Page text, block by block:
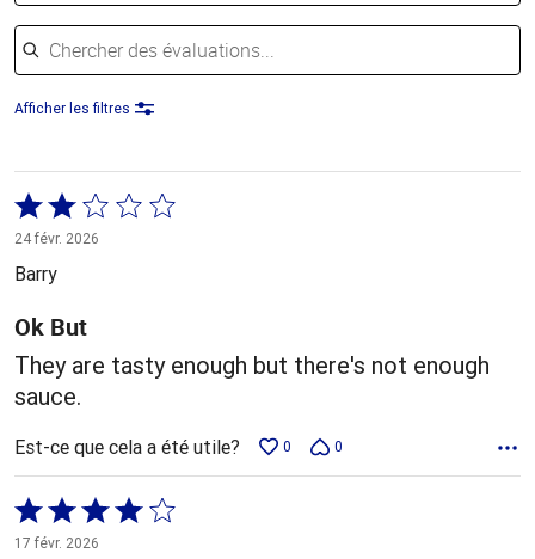
Chercher des évaluations
Afficher les filtres
Coté
2 sur
5
24 févr. 2026
Barry
Ok But
They are tasty enough but there's not enough
sauce.
Est-ce que cela a été utile? 0 0
Coté
4 sur
17 févr. 2026